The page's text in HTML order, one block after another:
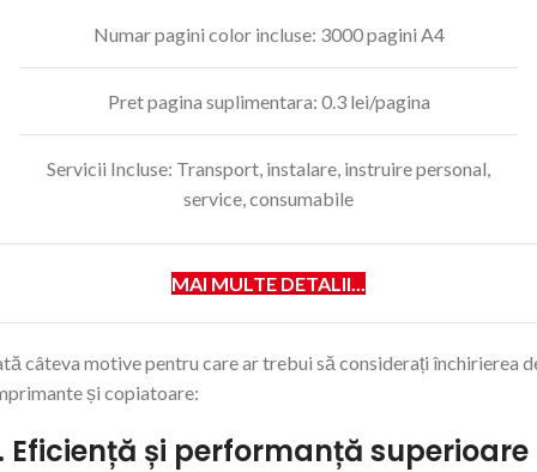
Numar pagini color incluse: 3000 pagini A4
Pret pagina suplimentara: 0.3 lei/pagina
Servicii Incluse: Transport, instalare, instruire personal,
service, consumabile
MAI MULTE DETALII...
câteva motive pentru care ar trebui să considerați închirierea
și copiatoare:
Eficiență și performanță superioare